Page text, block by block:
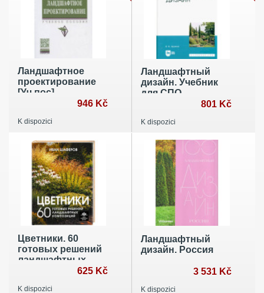
Ландшафтное
проектирование
[Уч.пос]
946 Kč
K dispozici
Ландшафтный
дизайн. Учебник
для СПО
801 Kč
K dispozici
Цветники. 60
готовых решений
ландшафтных
625 Kč
K dispozici
Ландшафтный
дизайн. Россия
3 531 Kč
K dispozici